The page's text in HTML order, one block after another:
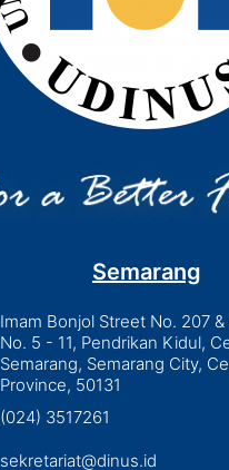
Semarang
Imam Bonjol Street No. 207
No. 5 - 11, Pendrikan Kidul,
Semarang, Semarang City,
Province, 50131
(024) 3517261
sekretariat@dinus.id